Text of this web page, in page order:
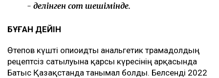
- делінген сот шешімінде.
БҰҒАН ДЕЙІН
Өтепов күшті опиоидты анальгетик трамадолдың
рецептсіз сатылуына қарсы күресінің арқасында
Батыс Қазақстанда танымал болды. Белсенді 2022